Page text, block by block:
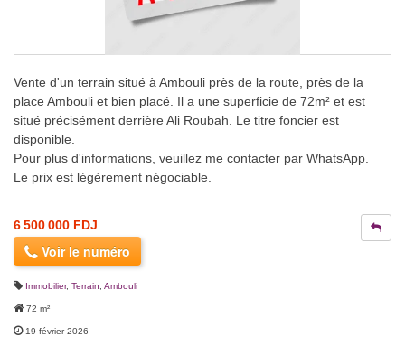
Vente d'un terrain situé à Ambouli près de la route, près de la
place Ambouli et bien placé. Il a une superficie de 72m² et est
situé précisément derrière Ali Roubah. Le titre foncier est
disponible.
Pour plus d'informations, veuillez me contacter par WhatsApp.
Le prix est légèrement négociable.
6 500 000 FDJ
Voir le numéro
Immobilier, Terrain Ambouli
72 m²
19 février 2026